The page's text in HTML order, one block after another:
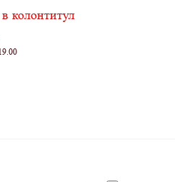
колонтитул